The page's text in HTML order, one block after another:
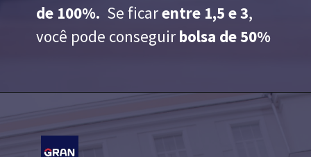
de 100%. Se ficarentre 1,5 e 3,
você pode conseguir bolsa de 50%